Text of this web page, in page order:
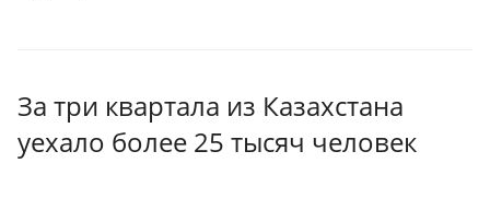
За три квартала из Казахстана
уехало более 25 тысяч человек